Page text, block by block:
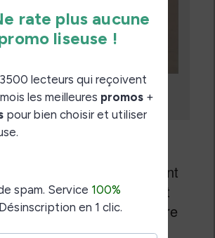
inverse les couleurs du texte et de la page
le petit effet
qu’on peut voir en lisant
avec éclairage en lisant
totale (la nuit dans votre